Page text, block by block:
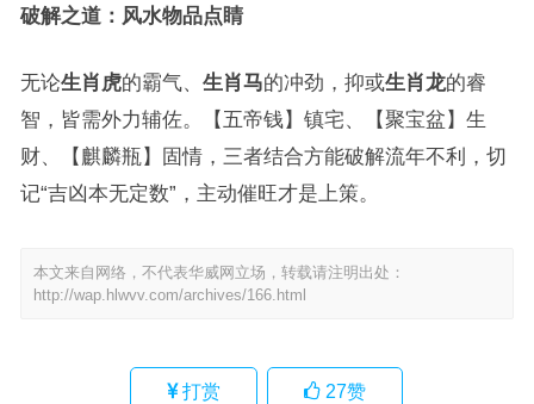
破解之道：风水物品点睛
无论生肖虎的霸气、 生肖马的冲劲，抑或生肖龙的睿
智，皆需外力辅佐。【五帝钱】镇宅、【聚宝盆】生
财、【麒麟瓶】固情，三者结合方能破解流年不利，切
记“吉凶本无定数”，主动催旺才是上策。
本文来自网络，不代表华威网立场，转载请注明出处：
http://wap.hlwvv.com/archives/166.html
打赏 27赞